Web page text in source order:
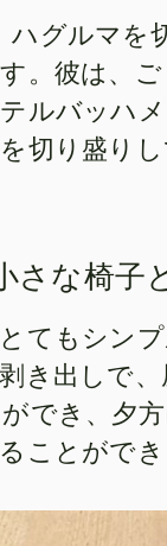
ハグルマ
。彼は、
ルバッハ
切り盛りし
さな椅子
てもシン
き出しで
でき、夕
ことができ